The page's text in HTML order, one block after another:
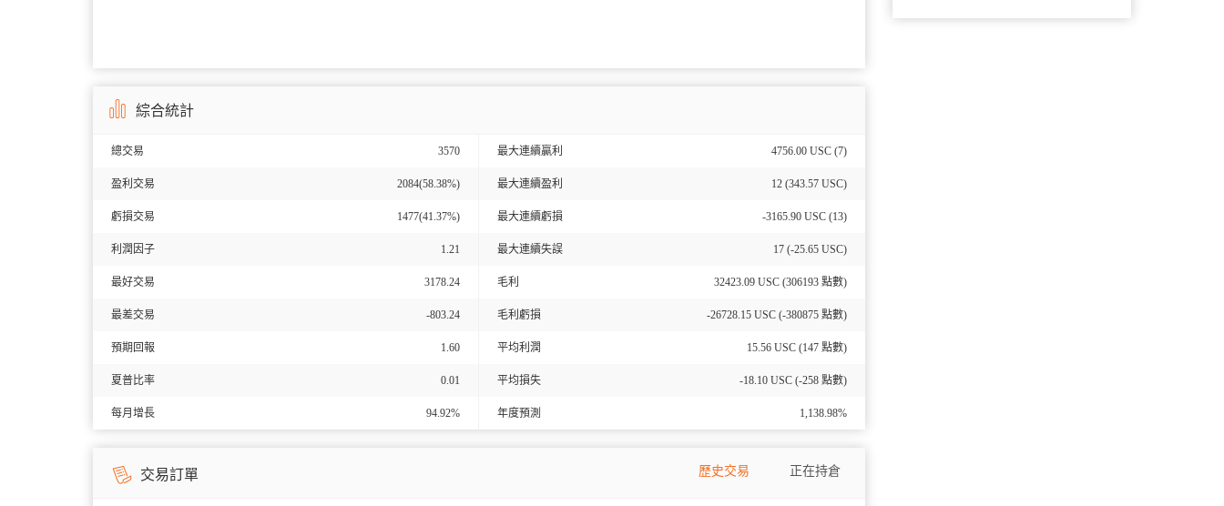
綜合統計
總交易 3570
盈利交易 2084(58.38%)
虧損交易 1477(41.37%)
利潤因子 1.21
最好交易 3178.24
最差交易 -803.24
預期回報 1.60
夏普比率 0.01
每月增長 94.92%
最大連續贏利 4756.00 USC (7)
最大連續盈利 12 (343.57 USC)
最大連續虧損 -3165.90 USC (13)
最大連續失誤 17 (-25.65 USC)
毛利 32423.09USC (306193點數)
毛利虧損 -26728.15USC (-380875點數)
平均利潤 15.56USC (147點數)
平均損失 -18.10USC (-258點數)
年度預測 1,138.98%
交易訂單 歷史交易 正在持倉